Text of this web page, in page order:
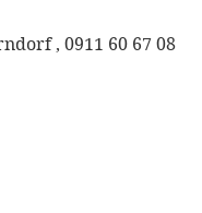
, 0911 60 67 08